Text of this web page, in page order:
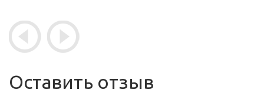
Оставить отзыв